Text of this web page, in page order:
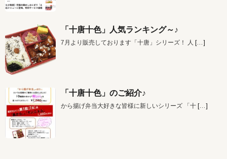
「十唐十色」人気ランキング～♪
7月より販売しております「十唐」シリーズ！ 人 […]
「十唐十色」のご紹介♪
から揚げ弁当大好きな皆様に新しいシリーズ 「十 […]